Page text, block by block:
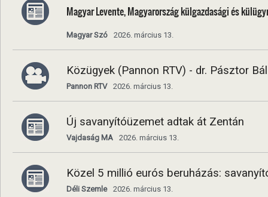
Magyar Levente, Magyarország külgazdasági és
Magyar Szó 2026. március 13.
Közügyek (Pannon RTV) - dr. Pásztor
Pannon RTV 2026. március 13.
Új savanyítóüzemet adtak át Zentán
Vajdaság MA 2026. március 13.
Közel 5 millió eurós beruházás:
Déli Szemle 2026. március 13.